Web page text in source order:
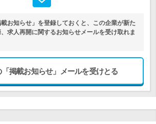
お知らせ」を登録しておくと、この企業が新た
求人再開に関するお知らせメールを受け取れま
掲載お知らせ」メールを受けとる